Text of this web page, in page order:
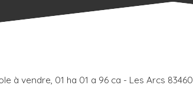
à vendre, 01 ha 01 a 96 ca - Les Arcs 83460